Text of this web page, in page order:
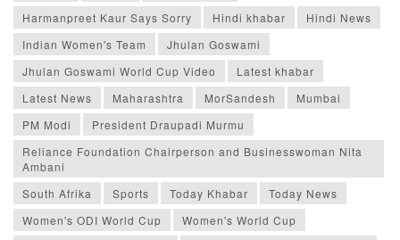
Harmanpreet Kaur Says Sorry
Hindi khabar
Hindi News
Indian Women's Team
Jhulan Goswami
Jhulan Goswami World Cup Video
Latest khabar
Latest News
Maharashtra MorSandesh
Mumbai
PM Modi
President Draupadi Murmu
Reliance Foundation Chairperson and Businesswoman Nita
Ambani
South Afrika
Sports Today Khabar
Today News
Women's ODI World Cup
Women's World Cup